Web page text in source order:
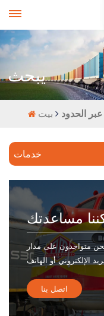
يبحث
الحدود
خدمات
مساعدتك
متواجدون على مدار
اتصل بنا